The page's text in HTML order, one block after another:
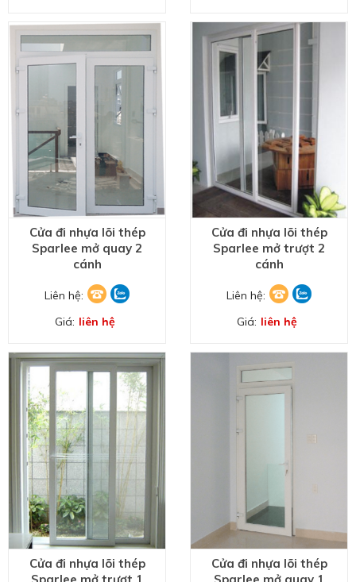
Cửa đi nhựa lõi thép
Sparlee mở quay 2
cánh
Liên hệ:
Giá: liên hệ
Cửa đi nhựa lõi thép
Sparlee mở trượt 2
cánh
Liên hệ:
Giá: liên hệ
Cửa đi nhựa lõi thép
Cửa đi nhựa lõi thép